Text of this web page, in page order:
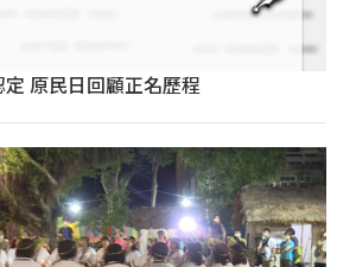
原民日回顧正名歷程